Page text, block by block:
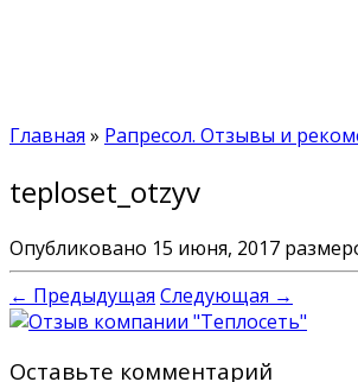
Главная » Рапресол. Отзывы и
teploset_otzyv
Опубликовано 15 июня, 2017
← Предыдущая Следующая →
Оставьте комментарий